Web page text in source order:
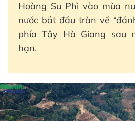
Hoàng Su Phì vào mùa
nước bắt đầu tràn về
phía Tây Hà Giang sau
hạn.